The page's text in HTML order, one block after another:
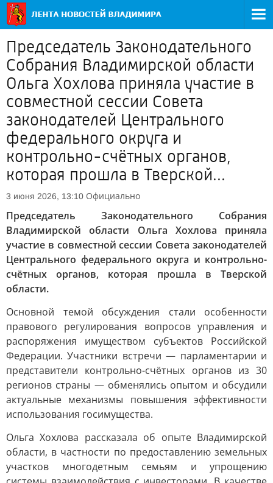
Председатель Законодательного
Собрания Владимирской области
Ольга Хохлова приняла участие в
совместной сессии Совета
законодателей Центрального
федерального округа и
контрольно-счётных органов,
которая прошла в Тверской...
3 июня 2026, 13:10 Официально
Председатель Законодательного Собрания
Владимирской области Ольга Хохлова приняла
участие в совместной сессии Совета законодателей
Центрального федерального округа и контрольно-
счётных органов, которая прошла в Тверской
области.
Основной темой обсуждения стали особенности
правового регулирования вопросов управления и
распоряжения имуществом субъектов Российской
Федерации. Участники встречи — парламентарии и
представители контрольно-счётных органов из 30
регионов страны — обменялись опытом и обсудили
актуальные механизмы повышения эффективности
использования госимущества.
Ольга Хохлова рассказала об опыте Владимирской
области, в частности по предоставлению земельных
участков многодетным семьям и упрощению